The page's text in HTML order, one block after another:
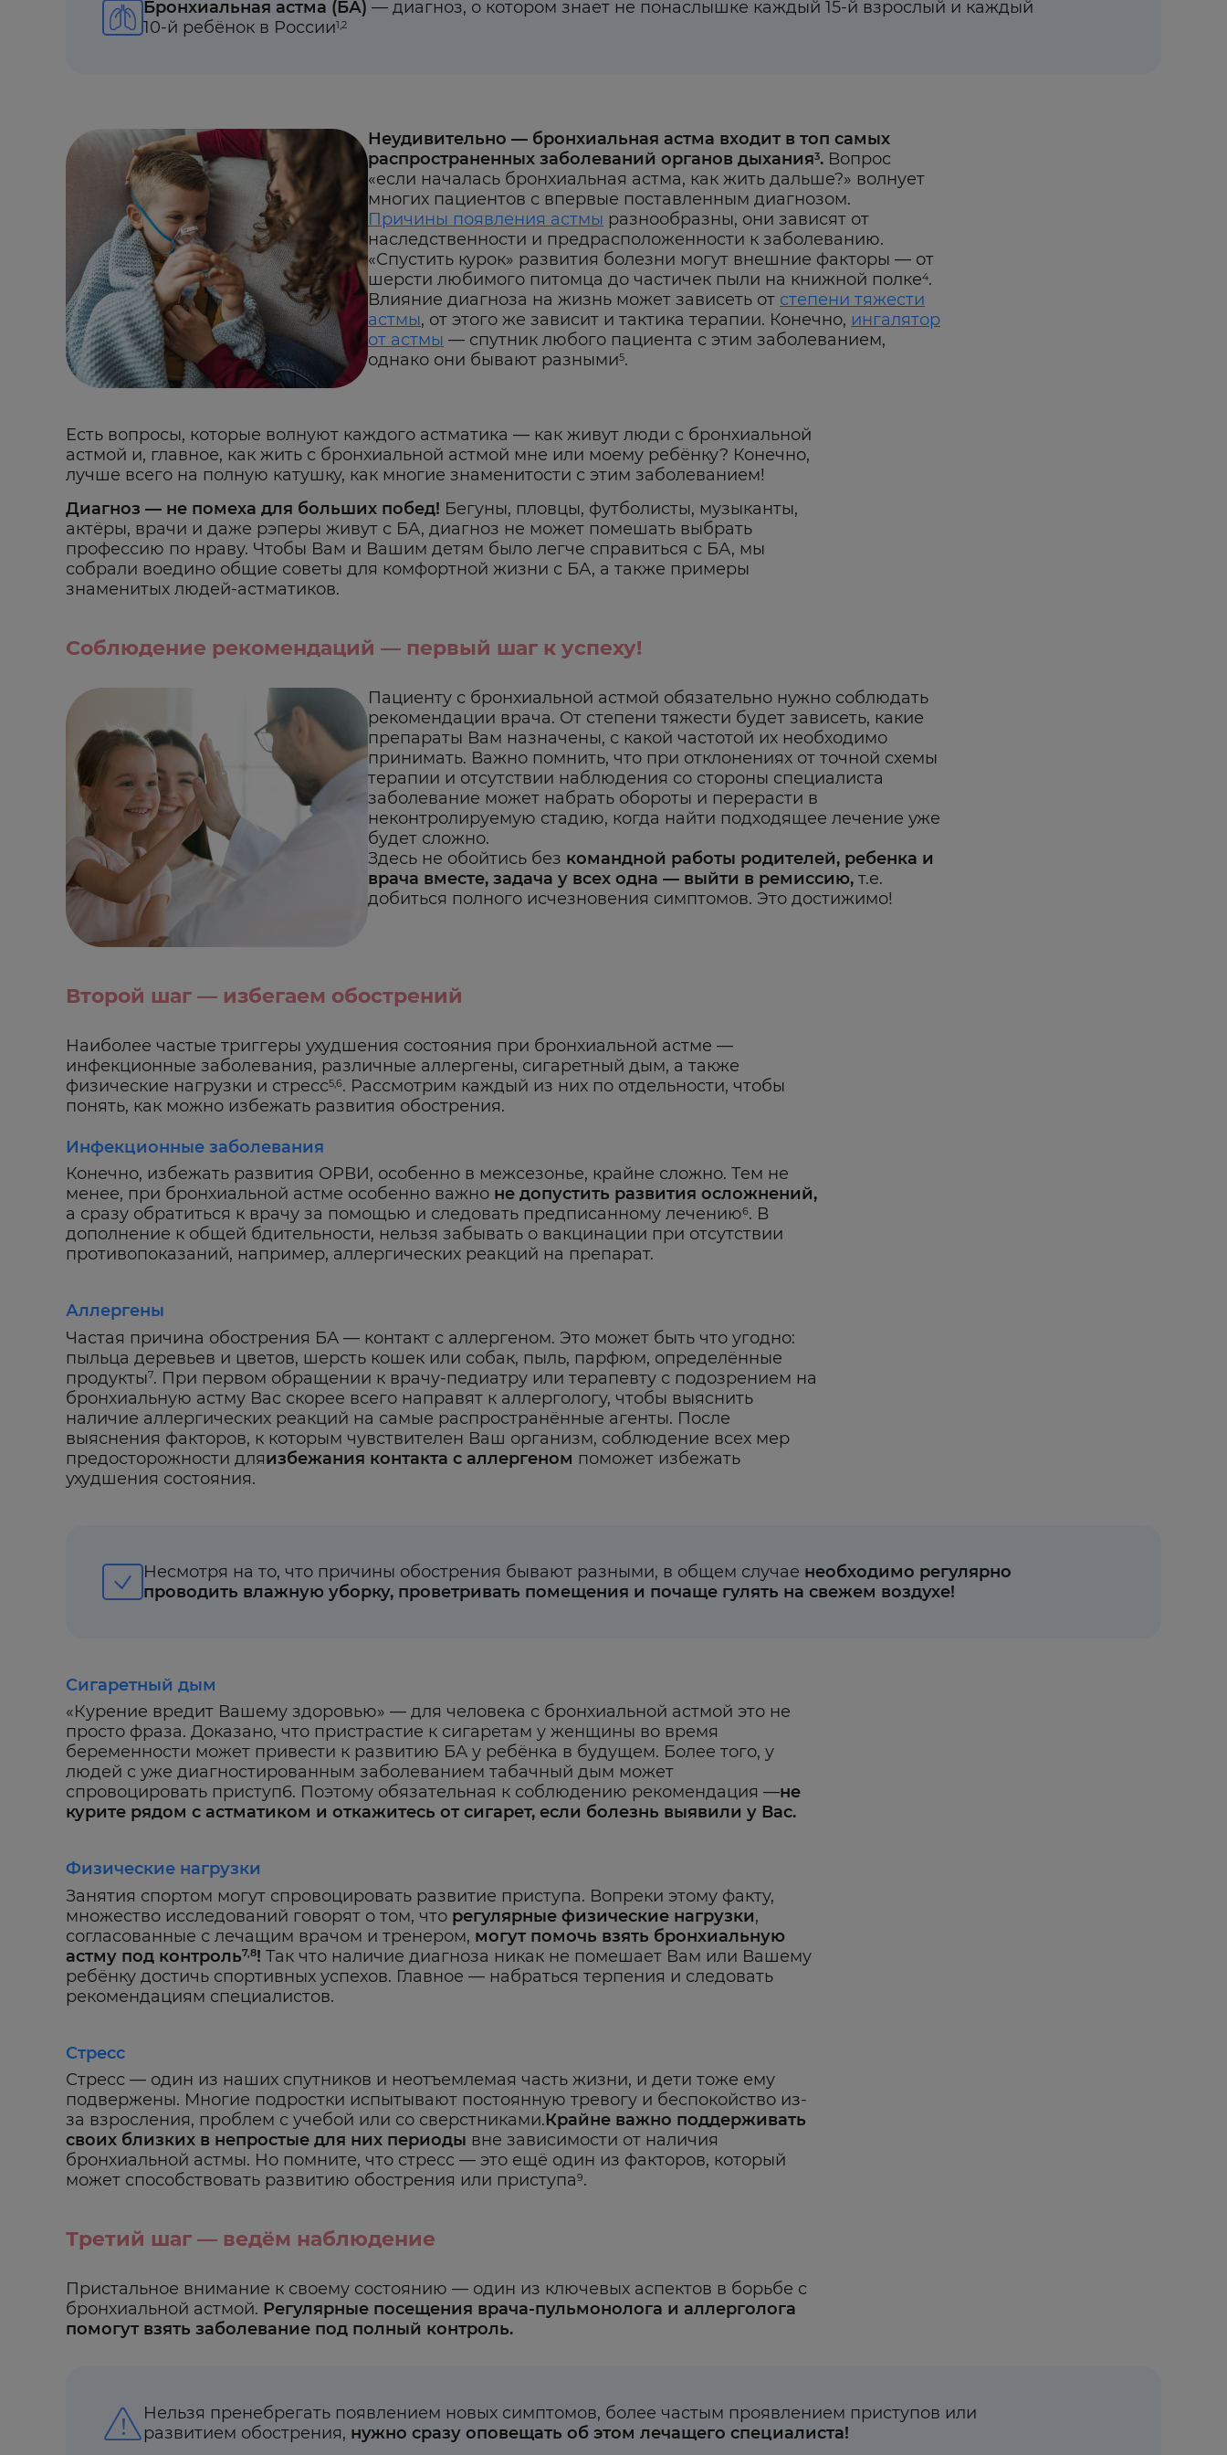
Бронхиальная астма (БА) — диагноз, о котором знает не понаслышке каждый 15-й взрослый и каждый
10-й ребёнок в России1,2
Неудивительно — бронхиальная астма входит в топ самых
распространенных заболеваний органов дыхания3. Вопрос
«если началась бронхиальная астма, как жить дальше?» волнует
многих пациентов с впервые поставленным диагнозом.
Причины появления астмы разнообразны, они зависят от
наследственности и предрасположенности к заболеванию.
«Спустить курок» развития болезни могут внешние факторы — от
шерсти любимого питомца до частичек пыли на книжной полке4.
Влияние диагноза на жизнь может зависеть от степени тяжести
астмы, от этого же зависит и тактика терапии. Конечно, ингалятор
от астмы — спутник любого пациента с этим заболеванием,
однако они бывают разными5.
Есть вопросы, которые волнуют каждого астматика — как живут люди с бронхиальной
астмой и, главное, как жить с бронхиальной астмой мне или моему ребёнку? Конечно,
лучше всего на полную катушку, как многие знаменитости с этим заболеванием!
Диагноз — не помеха для больших побед! Бегуны, пловцы, футболисты, музыканты,
актёры, врачи и даже рэперы живут с БА, диагноз не может помешать выбрать
профессию по нраву. Чтобы Вам и Вашим детям было легче справиться с БА, мы
собрали воедино общие советы для комфортной жизни с БА, а также примеры
знаменитых людей-астматиков.
Соблюдение рекомендаций — первый шаг к успеху!
Пациенту с бронхиальной астмой обязательно нужно соблюдать
рекомендации врача. От степени тяжести будет зависеть, какие
препараты Вам назначены, с какой частотой их необходимо
принимать. Важно помнить, что при отклонениях от точной схемы
терапии и отсутствии наблюдения со стороны специалиста
заболевание может набрать обороты и перерасти в
неконтролируемую стадию, когда найти подходящее лечение уже
будет сложно.
Здесь не обойтись без командной работы родителей, ребенка и
врача вместе, задача у всех одна — выйти в ремиссию, т.е.
добиться полного исчезновения симптомов. Это достижимо!
Второй шаг — избегаем обострений
Наиболее частые триггеры ухудшения состояния при бронхиальной астме —
инфекционные заболевания, различные аллергены, сигаретный дым, а также
физические нагрузки и стресс5,6. Рассмотрим каждый из них по отдельности, чтобы
понять, как можно избежать развития обострения.
Инфекционные заболевания
Конечно, избежать развития ОРВИ, особенно в межсезонье, крайне сложно. Тем не
менее, при бронхиальной астме особенно важно не допустить развития осложнений,
а сразу обратиться к врачу за помощью и следовать предписанному лечению6. В
дополнение к общей бдительности, нельзя забывать о вакцинации при отсутствии
противопоказаний, например, аллергических реакций на препарат.
Аллергены
Частая причина обострения БА — контакт с аллергеном. Это может быть что угодно:
пыльца деревьев и цветов, шерсть кошек или собак, пыль, парфюм, определённые
продукты7. При первом обращении к врачу-педиатру или терапевту с подозрением на
бронхиальную астму Вас скорее всего направят к аллергологу, чтобы выяснить
наличие аллергических реакций на самые распространённые агенты. После
выяснения факторов, к которым чувствителен Ваш организм, соблюдение всех мер
предосторожности дляизбежания контакта с аллергеном поможет избежать
ухудшения состояния.
Несмотря на то, что причины обострения бывают разными, в общем случае необходимо регулярно
проводить влажную уборку, проветривать помещения и почаще гулять на свежем воздухе!
Сигаретный дым
«Курение вредит Вашему здоровью» — для человека с бронхиальной астмой это не
просто фраза. Доказано, что пристрастие к сигаретам у женщины во время
беременности может привести к развитию БА у ребёнка в будущем. Более того, у
людей с уже диагностированным заболеванием табачный дым может
спровоцировать приступ6. Поэтому обязательная к соблюдению рекомендация —не
курите рядом с астматиком и откажитесь от сигарет, если болезнь выявили у Вас.
Физические нагрузки
Занятия спортом могут спровоцировать развитие приступа. Вопреки этому факту,
множество исследований говорят о том, что регулярные физические нагрузки,
согласованные с лечащим врачом и тренером, могут помочь взять бронхиальную
астму под контроль7,8! Так что наличие диагноза никак не помешает Вам или Вашему
ребёнку достичь спортивных успехов. Главное — набраться терпения и следовать
рекомендациям специалистов.
Стресс
Стресс — один из наших спутников и неотъемлемая часть жизни, и дети тоже ему
подвержены. Многие подростки испытывают постоянную тревогу и беспокойство из-
за взросления, проблем с учебой или со сверстниками.Крайне важно поддерживать
своих близких в непростые для них периоды вне зависимости от наличия
бронхиальной астмы. Но помните, что стресс — это ещё один из факторов, который
может способствовать развитию обострения или приступа9.
Третий шаг — ведём наблюдение
Пристальное внимание к своему состоянию — один из ключевых аспектов в борьбе с
бронхиальной астмой. Регулярные посещения врача-пульмонолога и аллерголога
помогут взять заболевание под полный контроль.
Нельзя пренебрегать появлением новых симптомов, более частым проявлением приступов или
развитием обострения, нужно сразу оповещать об этом лечащего специалиста!